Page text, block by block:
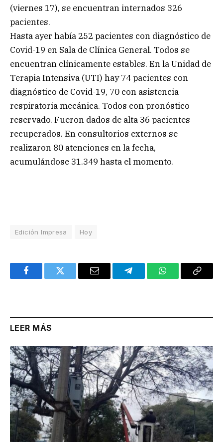
(viernes 17), se encuentran internados 326
pacientes.
Hasta ayer había 252 pacientes con diagnóstico de
Covid-19 en Sala de Clínica General. Todos se
encuentran clínicamente estables. En la Unidad de
Terapia Intensiva (UTI) hay 74 pacientes con
diagnóstico de Covid-19, 70 con asistencia
respiratoria mecánica. Todos con pronóstico
reservado. Fueron dados de alta 36 pacientes
recuperados. En consultorios externos se
realizaron 80 atenciones en la fecha,
acumulándose 31.349 hasta el momento.
Edición Impresa Hoy
FacebookTwitter Email TelegramWhatsAppCopy
LEER MÁS